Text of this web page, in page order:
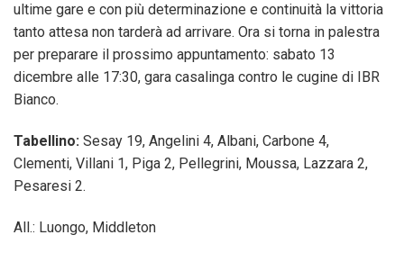
ultime gare e con più determinazione e continuità la vittoria
tanto attesa non tarderà ad arrivare. Ora si torna in palestra
per preparare il prossimo appuntamento: sabato 13
dicembre alle 17:30, gara casalinga contro le cugine di IBR
Bianco.
Tabellino: Sesay 19, Angelini 4, Albani, Carbone 4,
Clementi, Villani 1, Piga 2, Pellegrini, Moussa, Lazzara 2,
Pesaresi 2.
All.: Luongo, Middleton